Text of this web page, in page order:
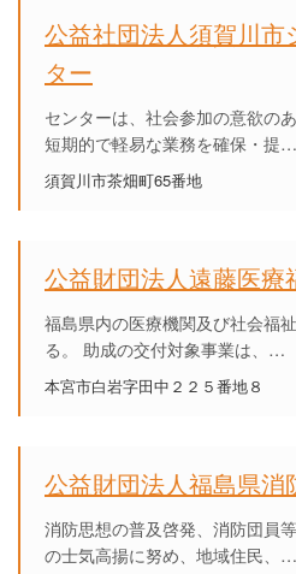
公益社団法人須賀川市
ター
センターは、社会参加の意欲の
短期的で軽易な業務を確保・提…
須賀川市茶畑町65番地
公益財団法人遠藤医療
福島県内の医療機関及び社会福
る。 助成の交付対象事業は、…
本宮市白岩字田中２２５番地８
公益財団法人福島県
消防思想の普及啓発、消防団員
の士気高揚に努め、地域住民、…